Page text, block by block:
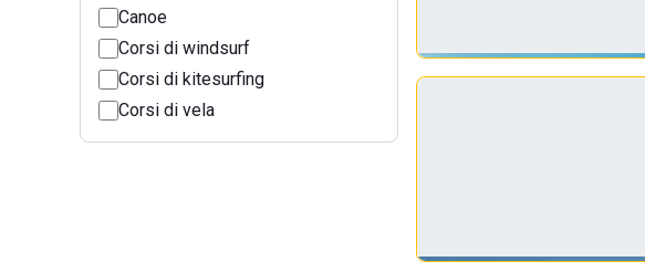
Canoe
Corsi di windsurf
Corsi di kitesurfing
Corsi di vela